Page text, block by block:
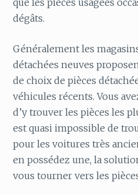
dégâts.
Généralement les
détachées neuves
de choix de pièces
véhicules récents. Vous
d’y trouver les pièces les
est quasi impossible de
pour les voitures très
en possédez une, la
vous tourner vers les